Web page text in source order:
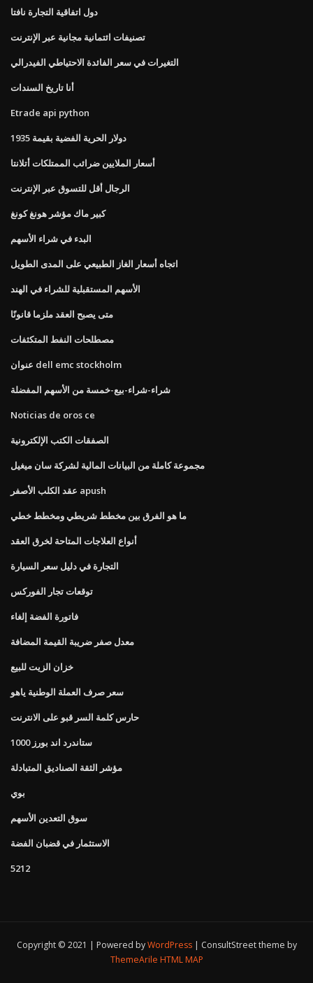
دول اتفاقية التجارة نافتا
تصنيفات ائتمانية مجانية عبر الإنترنت
التغيرات في سعر الفائدة الاحتياطي الفيدرالي
أنا تاريخ السندات
Etrade api python
1935 دولار الحرية الفضية بقيمة
أسعار الملايين ضرائب الممتلكات أتلانتا
الرجال أقل للتسوق عبر الإنترنت
كبير ماك مؤشر هونغ كونغ
البدء في شراء الأسهم
اتجاه أسعار الغاز الطبيعي على المدى الطويل
الأسهم المستقبلية للشراء في الهند
متى يصبح العقد ملزما قانونًا
مصطلحات النفط المتكثفات
عنوان dell emc stockholm
شراء-شراء-بيع-خمسة من الأسهم المفضلة
Noticias de oros ce
الصفقات الكتب الإلكترونية
مجموعة كاملة من البيانات المالية لشركة سان ميغيل
عقد الكلب الأصفر apush
ما هو الفرق بين مخطط شريطي ومخطط خطي
أنواع العلاجات المتاحة لخرق العقد
التجارة في دليل سعر السيارة
توقعات تجار الفوركس
فاتورة الفضة إلغاء
معدل صفر ضريبة القيمة المضافة
خزان الزيت للبيع
سعر صرف العملة الوطنية ياهو
حارس كلمة السر قبو على الانترنت
ستاندرد اند بورز 1000
مؤشر الثقة الصناديق المتبادلة
بوي
سوق التعدين الأسهم
الاستثمار في قضبان الفضة
5212
Copyright © 2021 | Powered byWordPress
ConsultStreet theme by
ThemeArile HTML MAP